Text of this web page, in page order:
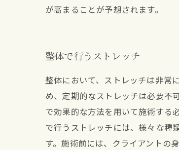
が高まることが予想されます。
整体で行うストレッチ
整体において、ストレッチは非常
め、定期的なストレッチは必要不
で効果的な方法を用いて施術する
で行うストレッチには、様々な種
す。施術前には、クライアントの